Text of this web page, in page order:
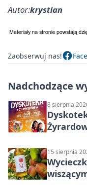
Autor:krystian
Zaobserwuj nas!
Nadchodzące
8 sierpnia
15 sierpnia